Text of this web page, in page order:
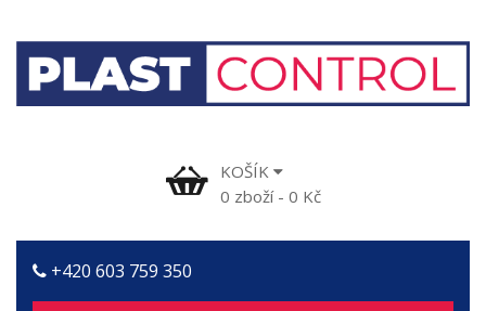
KOŠÍK
0 zboží- 0 Kč
+420 603 759 350